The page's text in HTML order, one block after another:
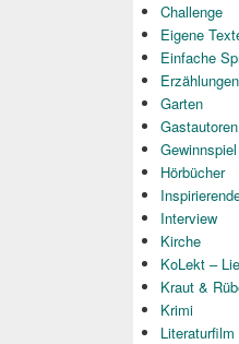
Challenge
Eigene
Einfache
Erzählungen
Garten
Gastautoren
Gewinnspiel
Hörbücher
Interview
Kirche
KoLekt –
Kraut &
Krimi
Literaturfilm